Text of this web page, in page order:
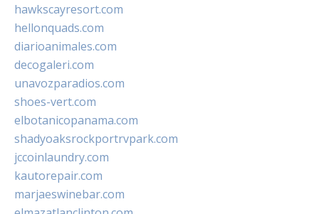
hawkscayresort.com
hellonquads.com
diarioanimales.com
decogaleri.com
unavozparadios.com
shoes-vert.com
elbotanicopanama.com
shadyoaksrockportrvpark.com
jccoinlaundry.com
kautorepair.com
marjaeswinebar.com